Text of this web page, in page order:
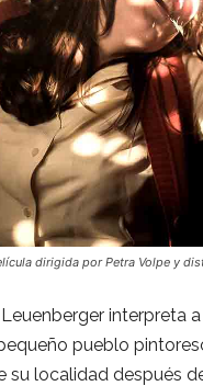
dirigida por Petra Volpe y
Leuenberger interpreta
pueblo
localidad después